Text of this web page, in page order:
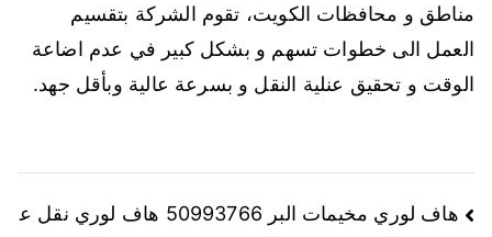
مناطق و محافظات الكويت، تقوم الشركة بتقسيم
العمل الى خطوات تسهم و بشكل كبير في عدم اضاعة
الوقت و تحقيق عنلية النقل و بسرعة عالية وبأقل جهد.
هاف لوري مخيمات البر 50993766 هاف لوري نقل ع